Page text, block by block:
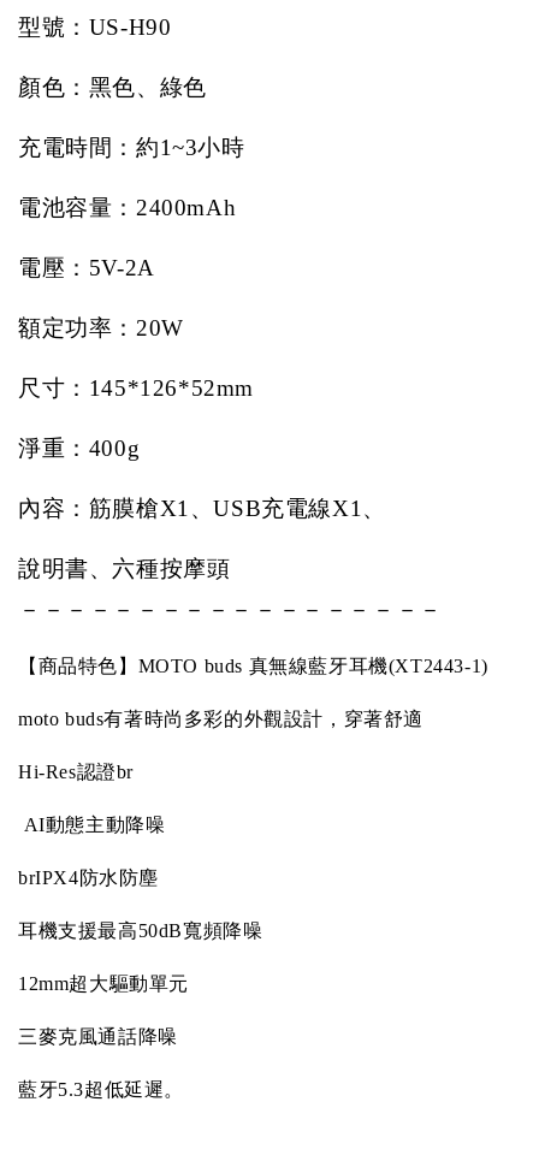
型號： US-H90
顏色：黑色、綠色
充電時間：約1~3小時
電池容量： 2400mAh
電壓： 5V-2A
額定功率： 20W
尺寸： 145*126*52mm
淨重： 400g
內容：筋膜槍X1 、USB充電線X1 、
說明書、六種按摩頭
－－－－－－－－－－－－－－－－－－
【商品特色】MOTO buds 真無線藍牙耳機(XT2443-1)
moto buds有著時尚多彩的外觀設計，穿著舒適
Hi-Res認證br
AI動態主動降噪
brIPX4防水防塵
耳機支援最高50dB寬頻降噪
12mm超大驅動單元
三麥克風通話降噪
藍牙5.3超低延遲。